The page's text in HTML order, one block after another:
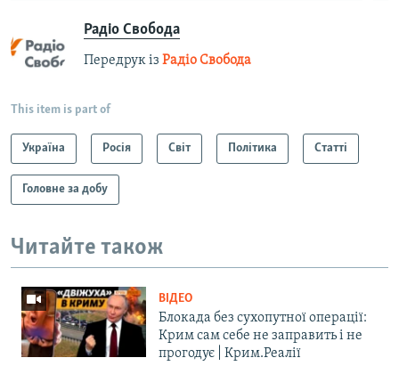
Радіо Свобода
Передрук із Радіо Свобода
This item is part of
Україна Росія Світ Політика Статті
Головне за добу
Читайте також
ВІДЕО
Блокада без сухопутної операції:
Крим сам себе не заправить і не
прогодує | Крим.Реалії